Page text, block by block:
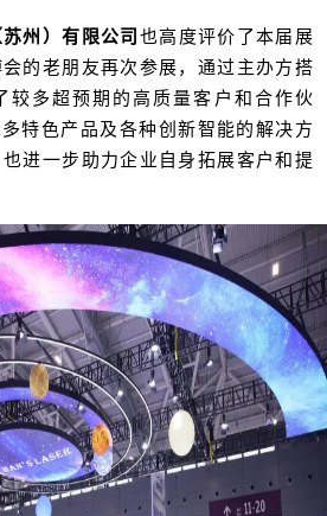
州）有限公司 也高度评价了本届展
的老朋友再次参展，通过主办方搭
较多超预期的高质量客户和合作伙
特色产品及各种创新智能的解决方
进一步助力企业自身拓展客户和提